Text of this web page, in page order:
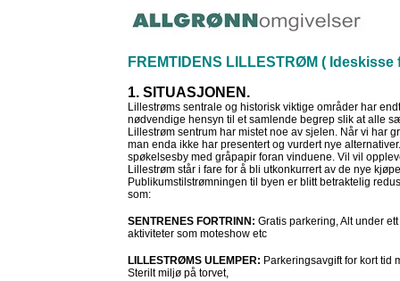
FREMTIDENS LILLESTRØM ( Ideskisse
1. SITUASJONEN.
Lillestrøms sentrale og historisk viktige områder har
nødvendige hensyn til et samlende begrep slik at alle
Lillestrøm sentrum har mistet noe av sjelen. Når vi har
man enda ikke har presentert og vurdert nye
spøkelsesby med gråpapir foran vinduene. Vil vil
Lillestrøm står i fare for å bli utkonkurrert av de nye
Publikumstilstrømningen til byen er blitt betraktelig
som:
SENTRENES FORTRINN: Gratis parkering, Alt under
aktiviteter som moteshow etc
LILLESTRØMS ULEMPER: Parkeringsavgift for kort tid
Sterilt miljø på torvet,